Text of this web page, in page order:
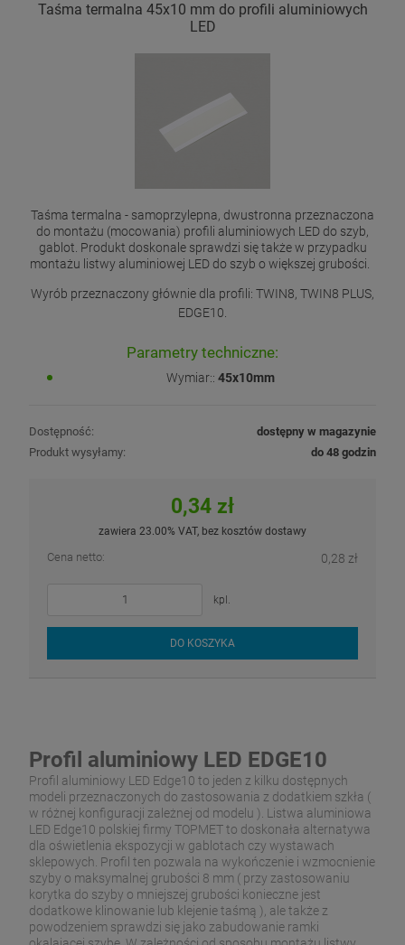
Taśma termalna 45x10 mm do profili aluminiowych
LED
Taśma termalna - samoprzylepna, dwustronna przeznaczona
do montażu (mocowania) profili aluminiowych LED do szyb,
gablot. Produkt doskonale sprawdzi się także w przypadku
montażu listwy aluminiowej LED do szyb o większej grubości.
Wyrób przeznaczony głównie dla profili: TWIN8, TWIN8 PLUS,
EDGE10.
Parametry techniczne:
Wymiar:: 45x10mm
Dostępność:
dostępny w magazynie
Produkt wysyłamy:
do 48 godzin
0,34 zł
zawiera 23.00% VAT, bez kosztów dostawy
Cena netto: 0,28 zł
kpl.
DO KOSZYKA
Profil aluminiowy LED EDGE10
Profil aluminiowy LED Edge10 to jeden z kilku dostępnych
modeli przeznaczonych do zastosowania z dodatkiem szkła (
w różnej konfiguracji zależnej od modelu ). Listwa aluminiowa
LED Edge10 polskiej firmy TOPMET to doskonała alternatywa
dla oświetlenia ekspozycji w gablotach czy wystawach
sklepowych. Profil ten pozwala na wykończenie i wzmocnienie
szyby o maksymalnej grubości 8 mm ( przy zastosowaniu
korytka do szyby o mniejszej grubości konieczne jest
dodatkowe klinowanie lub klejenie taśmą ), ale także z
powodzeniem sprawdzi się jako zabudowanie ramki